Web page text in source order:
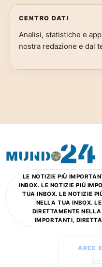
CENTRO DATI
Analisi, statistiche e
nostra redazione e dal
LE NOTIZIE PIÙ
INBOX. LE NOTIZIE PIÙ
TUA INBOX. LE NOTIZIE
NELLA TUA INBOX.
DIRETTAMENTE
IMPORTANTI,
AREE